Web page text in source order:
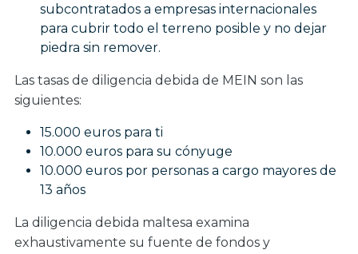
subcontratados a empresas internacionales
para cubrir todo el terreno posible y no dejar
piedra sin remover.
Las tasas de diligencia debida de MEIN son las
siguientes:
15.000 euros para ti
10.000 euros para su cónyuge
10.000 euros por personas a cargo mayores de
13 años
La diligencia debida maltesa examina
exhaustivamente su fuente de fondos y